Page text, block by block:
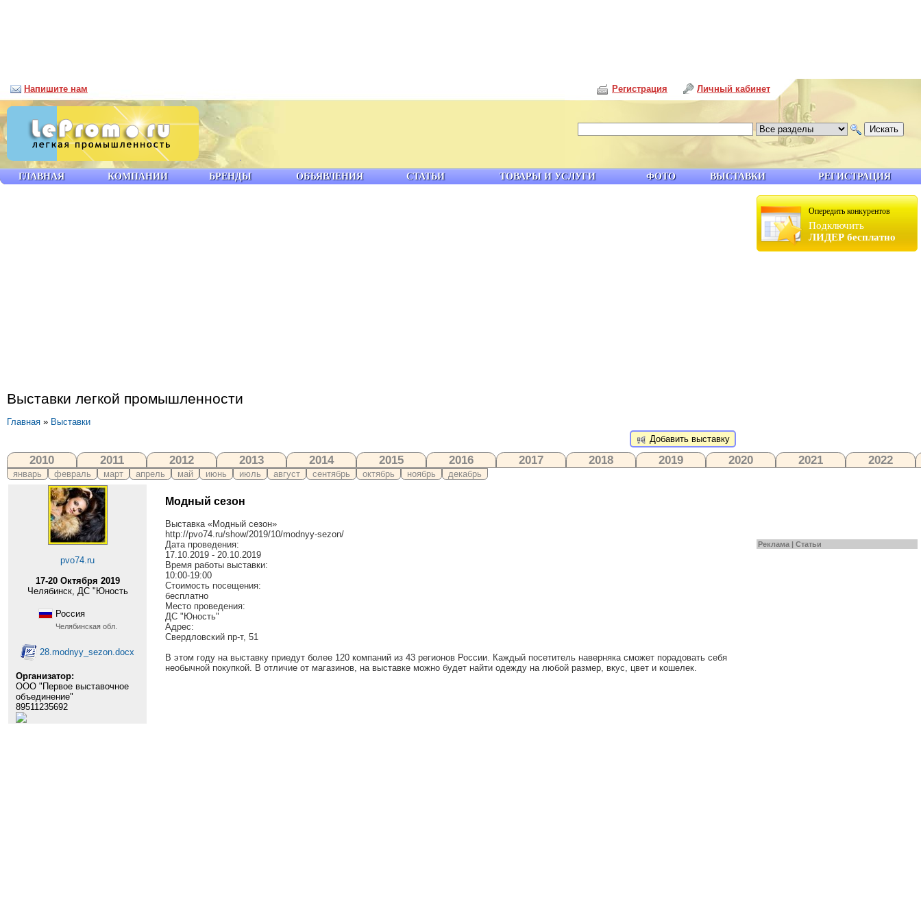
Опередить конкурентов
Подключить
ЛИДЕР бесплатно
Реклама | Статьи
Выставки легкой промышленности
Главная » Выставки
Добавить выставку
2010 2011 2012 2013 2014 2015 2016 2017 2018 2019 2020 2021 2022
январь февраль март апрель май июнь июль август сентябрь октябрь ноябрь декабрь
pvo74.ru
17-20 Октября 2019
Челябинск, ДС "Юность
Россия
Челябинская обл.
28.modnyy_sezon.docx
Организатор:
ООО "Первое выставочное
объединение"
89511235692
Модный сезон
Выставка «Модный сезон»
http://pvo74.ru/show/2019/10/modnyy-sezon/
Дата проведения:
17.10.2019 - 20.10.2019
Время работы выставки:
10:00-19:00
Стоимость посещения:
бесплатно
Место проведения:
ДС "Юность"
Адрес:
Свердловский пр-т, 51
В этом году на выставку приедут более 120 компаний из 43 регионов России. Каждый посетитель наверняка сможет порадовать себя
необычной покупкой. В отличие от магазинов, на выставке можно будет найти одежду на любой размер, вкус, цвет и кошелек.
ГЛАВНАЯ КОМПАНИИ БРЕНДЫ ОБЪЯВЛЕНИЯ СТАТЬИ ТОВАРЫ И УСЛУГИ ФОТО ВЫСТАВКИ РЕГИСТРАЦИЯ
Напишите нам Личный кабинет
Регистрация